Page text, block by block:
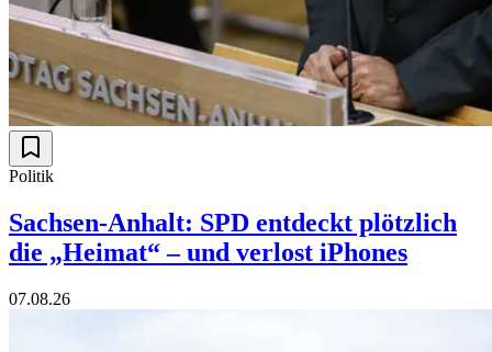
Politik
Sachsen-Anhalt: SPD entdeckt plötzlich
die „Heimat“ – und verlost iPhones
07.08.26